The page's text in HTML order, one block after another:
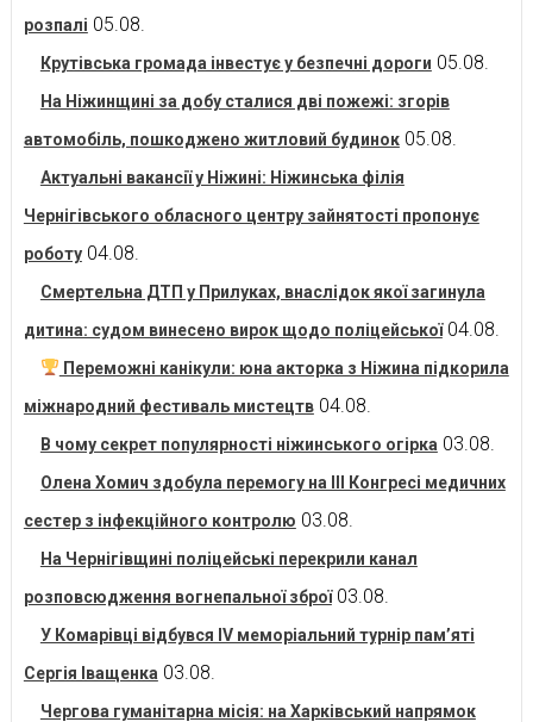
розпалі 05.08.
Крутівська громада інвестує у безпечні дороги 05.08.
На Ніжинщині за добу сталися дві пожежі: згорів
автомобіль, пошкоджено житловий будинок 05.08.
Актуальні вакансії у Ніжині: Ніжинська філія
Чернігівського обласного центру зайнятості пропонує
роботу 04.08.
Смертельна ДТП у Прилуках, внаслідок якої загинула
дитина: судом винесено вирок щодо поліцейської 04.08.
Переможні канікули: юна акторка з Ніжина підкорила
міжнародний фестиваль мистецтв 04.08.
В чому секрет популярності ніжинського огірка 03.08.
Олена Хомич здобула перемогу на ІІІ Конгресі медичних
сестер з інфекційного контролю 03.08.
На Чернігівщині поліцейські перекрили канал
розповсюдження вогнепальної зброї 03.08.
У Комарівці відбувся IV меморіальний турнір пам’яті
Сергія Іващенка 03.08.
Чергова гуманітарна місія: на Харківський напрямок